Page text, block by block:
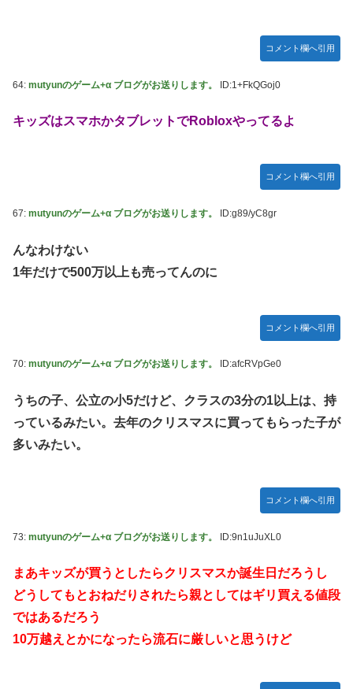
コメント欄へ引用
64: mutyunのゲーム+α ブログがお送りします。 ID:1+FkQGoj0
キッズはスマホかタブレットでRobloxやってるよ
コメント欄へ引用
67: mutyunのゲーム+α ブログがお送りします。 ID:g89/yC8gr
んなわけない
1年だけで500万以上も売ってんのに
コメント欄へ引用
70: mutyunのゲーム+α ブログがお送りします。 ID:afcRVpGe0
うちの子、公立の小5だけど、クラスの3分の1以上は、持
っているみたい。去年のクリスマスに買ってもらった子が
多いみたい。
コメント欄へ引用
73: mutyunのゲーム+α ブログがお送りします。 ID:9n1uJuXL0
まあキッズが買うとしたらクリスマスか誕生日だろうし
どうしてもとおねだりされたら親としてはギリ買える値段
ではあるだろう
10万越えとかになったら流石に厳しいと思うけど